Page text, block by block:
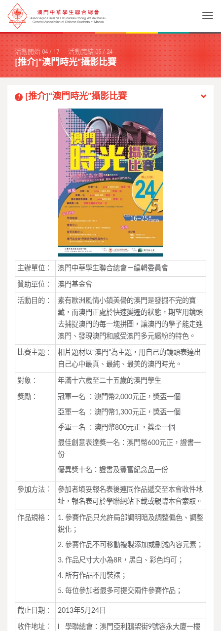
活動開始 04/17 活動完結 05/24
[推介]“澳門時光”攝影比賽
1 [推介]“澳門時光”攝影比賽
主辦單位： 澳門中華學生聯合總會－編輯委員會
贊助單位： 澳門基金會
活動目的：
素有歐洲風情小鎮美譽的澳門是發掘不完的寶
藏，而澳門正處於快速變遷的狀態，期望用鏡頭
去捕捉澳門的每一塊拼圖，讓澳門的學子能走進
澳門、發現澳門和感受澳門多元繽紛的特色。
比賽主題：
相片題材以“澳門”為主題，用自己的鏡頭表達出
自己心中最真、最純、最美的澳門時光。
對象： 年滿十六歲至二十五歲的澳門學生
獎勵： 冠軍一名 ：澳門幣2,000元正，獎盃一個
亞軍一名 ：澳門幣1,300元正，獎盃一個
季軍一名 ：澳門幣800元正，獎盃一個
最佳創意表達獎一名：澳門幣600元正，證書一
份
優異獎十名：證書及豐富紀念品一份
參加方法︰
參加者填妥報名表後連同作品遞交至本會收件地
址，報名表可於學聯網站下載或親臨本會索取。
作品規格：
1. 參賽作品只允許局部調明暗及調整偏色、調整
銳化；
2. 參賽作品不可移動複製添加或刪減內容元素；
3. 作品尺寸大小為8R，黑白、彩色均可；
4. 所有作品不用裝裱；
5. 每位參加者最多可提交兩件參賽作品；
截止日期： 2013年5月24日
收件地址︰
l 學聯總會：澳門亞利鴉架街9號容永大廈一樓